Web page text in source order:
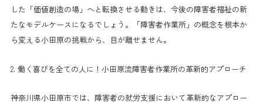
した「価値創造の場」へと転換させる動きは、今後の障害者福祉の新
たなモデルケースになるでしょう。「障害者作業所」の概念を根本か
ら変える小田原の挑戦から、目が離せません。
2. 働く喜びを全ての人に！小田原流障害者作業所の革新的アプローチ
神奈川県小田原市では、障害者の就労支援において革新的なアプロー